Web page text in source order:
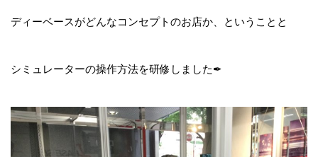
ディーベースがどんなコンセプトのお店か、ということと
シミュレーターの操作方法を研修しました✒